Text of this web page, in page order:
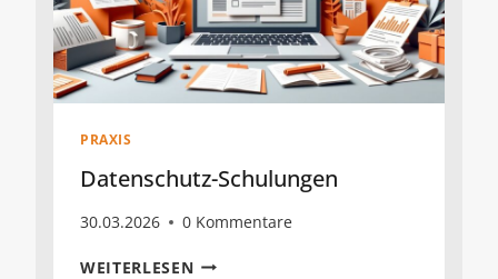
PRAXIS
Datenschutz-Schulungen
30.03.2026 0 Kommentare
WEITERLESENDATENSCHUTZ-